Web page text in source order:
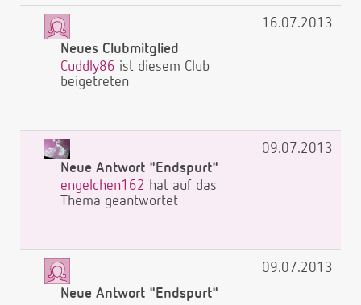
Neues Clubmitglied
Cuddly86 ist diesem Club
beigetreten
16.07.2013
Neue Antwort "Endspurt"
engelchen162 hat auf das
Thema geantwortet
09.07.2013
Neue Antwort "Endspurt"
09.07.2013